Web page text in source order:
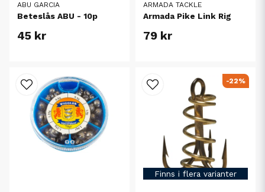
ABU GARCIA
Beteslås ABU - 10p
45 kr
ARMADA TACKLE
Armada Pike Link Rig
79 kr
Finns i flera varianter
-22%